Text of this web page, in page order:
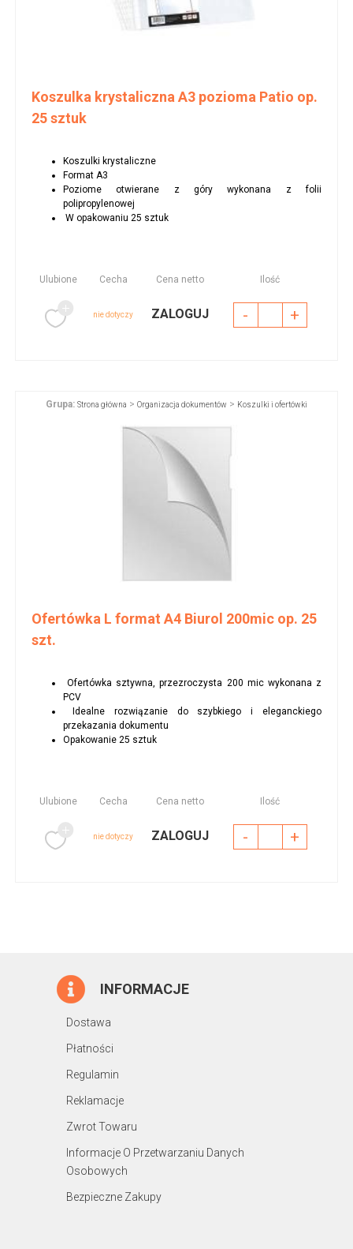
Koszulka krystaliczna A3 pozioma Patio op.
25 sztuk
Koszulki krystaliczne
Format A3
Poziome otwierane z góry wykonana z folii
polipropylenowej
W opakowaniu 25 sztuk
Ulubione Cecha Cena netto Ilość
nie dotyczy ZALOGUJ - +
Grupa: Strona główna > Organizacja dokumentów > Koszulki i ofertówki
Ofertówka L format A4 Biurol 200mic op. 25
szt.
Ofertówka sztywna, przezroczysta 200 mic wykonana z
PCV
Idealne rozwiązanie do szybkiego i eleganckiego
przekazania dokumentu
Opakowanie 25 sztuk
Ulubione Cecha Cena netto Ilość
nie dotyczy ZALOGUJ - +
INFORMACJE
Dostawa
Płatności
Regulamin
Reklamacje
Zwrot Towaru
Informacje O Przetwarzaniu Danych
Osobowych
Bezpieczne Zakupy